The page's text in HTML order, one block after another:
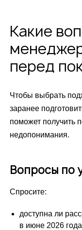
Какие
перед
Чтобы выбрать
заранее
поможет получить
недопонимания.
Вопросы по
Спросите:
доступна ли
в июне 2026